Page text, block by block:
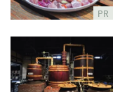
PR